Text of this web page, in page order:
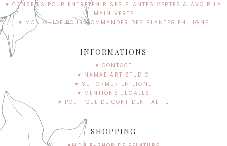
♥ CONSEILS POUR ENTRETENIR SES PLANTES VERTES & AVOIR LA
MAIN VERTE
♥ MON GUIDE POUR COMMANDER DES PLANTES EN LIGNE
INFORMATIONS
♥ CONTACT
♥ NAMAË ART STUDIO
♥ SE FORMER EN LIGNE
♥ MENTIONS LÉGALES
♥ POLITIQUE DE CONFIDENTIALITÉ
SHOPPING